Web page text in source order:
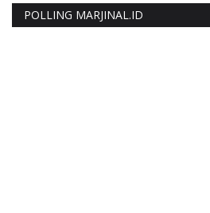
POLLING MARJINAL.ID